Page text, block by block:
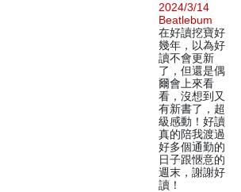
2024/3/14
Beatlebum
在好讀挖寶好
幾年，以為好
讀不會更新
了，但還是偶
爾會上來看
看，沒想到又
有新書了，超
級感動！好讀
真的陪我渡過
好多個通勤的
日子跟愜意的
週末，謝謝好
讀！